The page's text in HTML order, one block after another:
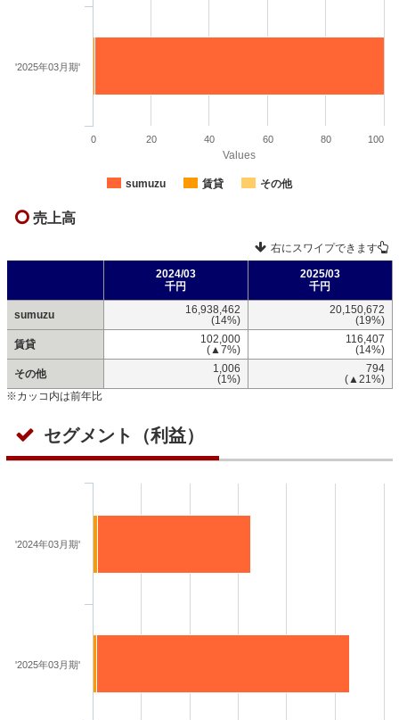
Values
sumuzu 賃貸 その他
'2025年03月期'
0 20 40 60 80 100
売上高
右にスワイプできます
2024/03
千円
2025/03
千円
sumuzu
16,938,462
(14%)
20,150,672
(19%)
賃貸
102,000
(▲7%)
116,407
(14%)
その他
1,006
(1%)
794
(▲21%)
※カッコ内は前年比
セグメント（利益）
'2024年03月期'
'2025年03月期'